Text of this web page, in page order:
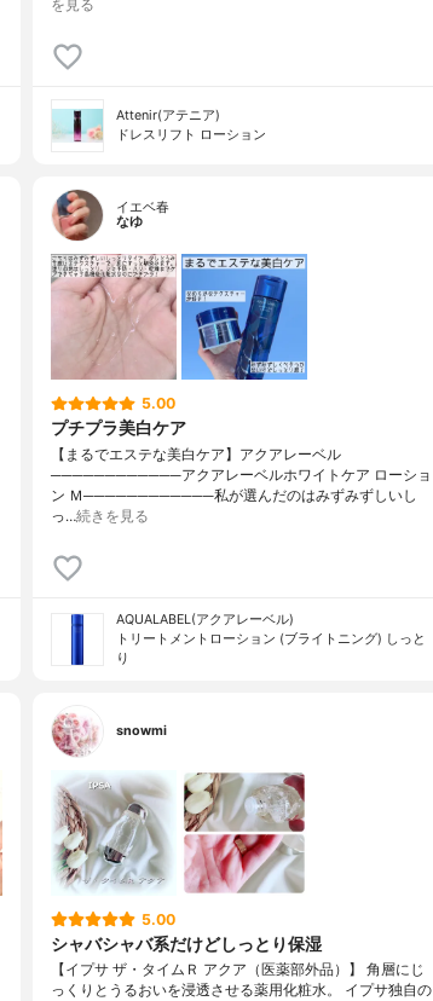
を見る
Attenir(アテニア)
ドレスリフト ローション
イエベ春
なゆ
5.00
プチプラ美白ケア
【まるでエステな美白ケア】アクアレーベル
────────────アクアレーベルホワイトケア ローショ
ン Ｍ────────────私が選んだのはみずみずしいし
っ…続きを見る
AQUALABEL(アクアレーベル)
トリートメントローション (ブライトニング) しっと
り
snowmi
5.00
シャバシャバ系だけどしっとり保湿
【イプサ ザ・タイムＲ アクア（医薬部外品）】 角層にじ
っくりとうるおいを浸透させる薬用化粧水。 イプサ独自の